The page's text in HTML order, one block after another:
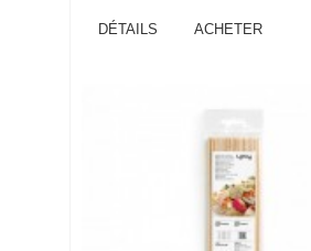
DÉTAILS ACHETER